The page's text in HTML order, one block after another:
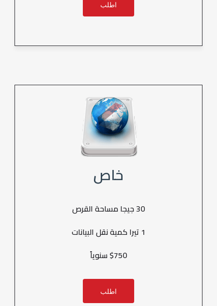
اطلب
خاص
30 جيجا مساحة القرص
1 تيرا كمية نقل البيانات
$750 سنوياً
اطلب